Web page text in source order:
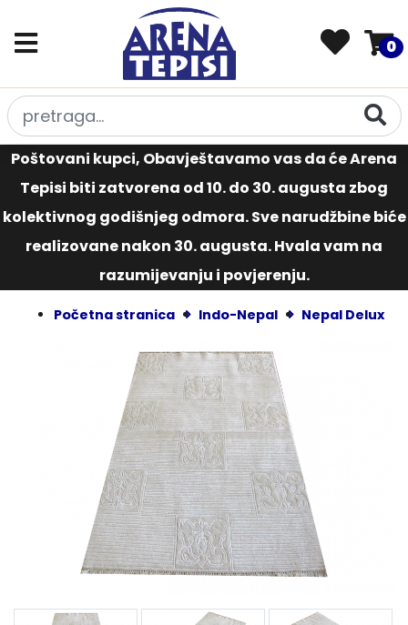
0
Poštovani kupci, Obavještavamo vas da će Arena
Tepisi biti zatvorena od 10. do 30. augusta zbog
kolektivnog godišnjeg odmora. Sve narudžbine biće
realizovane nakon 30. augusta. Hvala vam na
razumijevanju i povjerenju.
Početna stranica Indo-Nepal Nepal Delux